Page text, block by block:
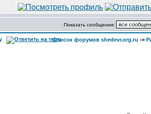
Показать сообщения:
Список форумов shedevr.org.ru ->